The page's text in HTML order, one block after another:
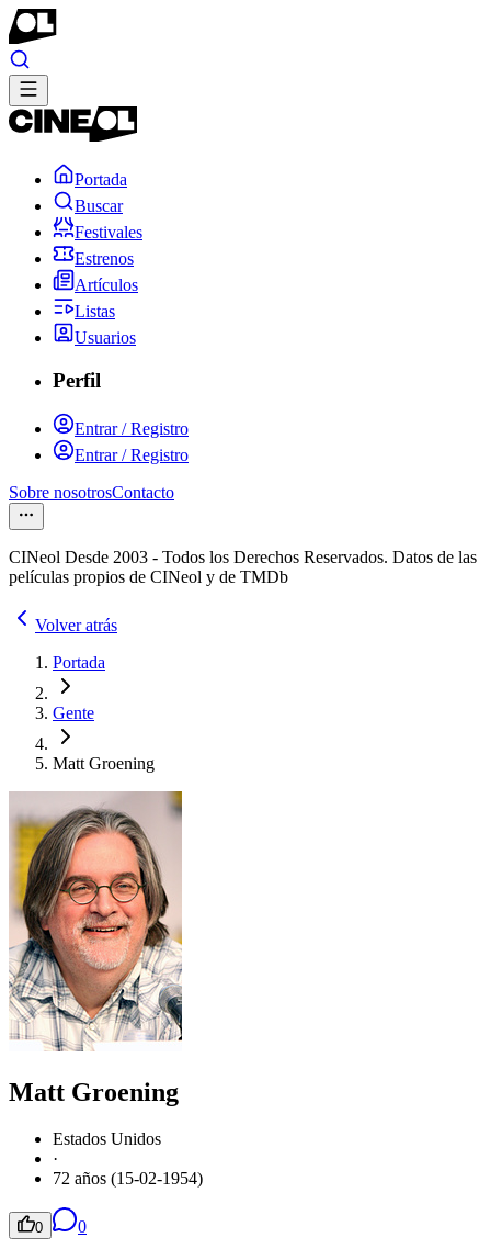
Portada
Buscar
Festivales
Estrenos
Artículos
Listas
Usuarios
Perfil
Entrar / Registro
Entrar / Registro
Sobre nosotrosContacto
CINeol Desde 2003 - Todos los Derechos Reservados. Datos de las
películas propios de CINeol y de TMDb
Volver atrás
Portada
Gente
Matt Groening
Matt Groening
Estados Unidos
·
72 años (15-02-1954)
0 0